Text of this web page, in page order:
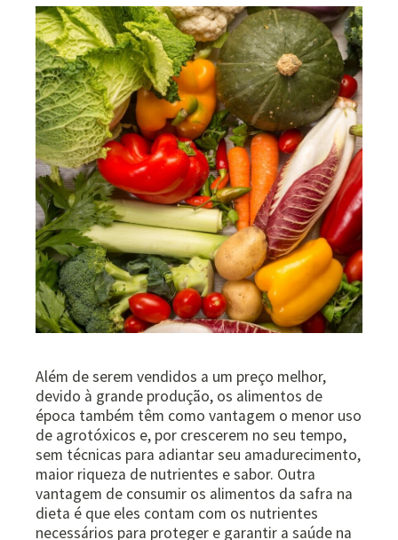
Além de serem vendidos a um preço melhor,
devido à grande produção, os alimentos de
época também têm como vantagem o menor uso
de agrotóxicos e, por crescerem no seu tempo,
sem técnicas para adiantar seu amadurecimento,
maior riqueza de nutrientes e sabor. Outra
vantagem de consumir os alimentos da safra na
dieta é que eles contam com os nutrientes
necessários para proteger e garantir a saúde na